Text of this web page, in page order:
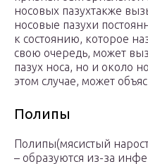
носовых пазухтакже
носовые пазухи
к состоянию, которое
свою очередь, может
пазух носа, но и около
этом случае, может
Полипы
Полипы(мясистый
– образуются из-за